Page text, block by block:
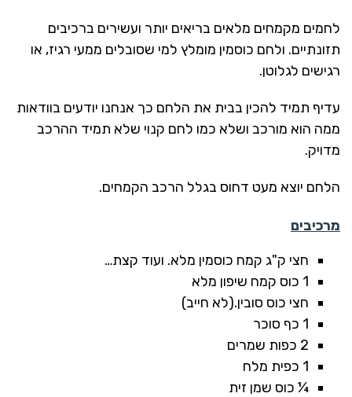
לחמים מקמחים מלאים בריאים יותר ועשירים ברכיבים
תזונתיים. ולחם כוסמין מומלץ למי שסובלים ממעי רגיז, או
רגישים לגלוטן.
עדיף תמיד להכין בבית את הלחם כך אנחנו יודעים בוודאות
ממה הוא מורכב ושלא כמו לחם קנוי שלא תמיד ההרכב
מדויק.
הלחם יוצא מעט דחוס בגלל הרכב הקמחים.
מרכיבים
חצי ק"ג קמח כוסמין מלא. ועוד קצת…
1 כוס קמח שיפון מלא
חצי כוס סובין.(לא חייב)
1 כף סוכר
2 כפות שמרים
1 כפית מלח
¼ כוס שמן זית